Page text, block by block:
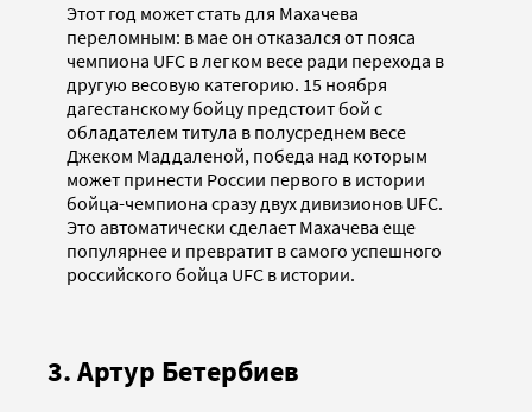
Этот год может стать для Махачева
переломным: в мае он отказался от пояса
чемпиона UFC в легком весе ради перехода в
другую весовую категорию. 15 ноября
дагестанскому бойцу предстоит бой с
обладателем титула в полусреднем весе
Джеком Маддаленой, победа над которым
может принести России первого в истории
бойца-чемпиона сразу двух дивизионов UFC.
Это автоматически сделает Махачева еще
популярнее и превратит в самого успешного
российского бойца UFC в истории.
3. Артур Бетербиев